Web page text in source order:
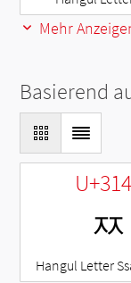
Mehr
Basierend
ㅉ
Hangul Letter